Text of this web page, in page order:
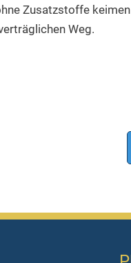
Zusatzstoffe
Weg.